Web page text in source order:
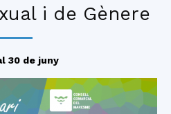
i de Gènere
30 de juny